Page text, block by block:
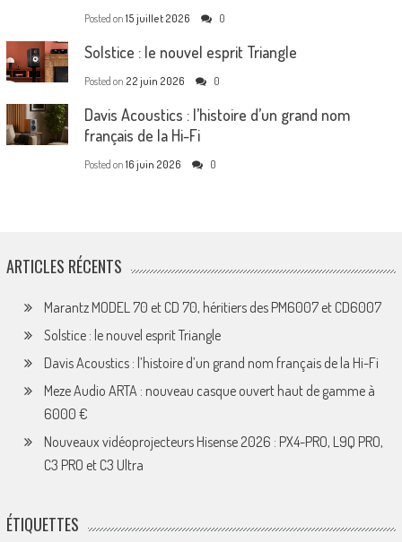
Posted on 15 juillet 2026 0
Solstice : le nouvel esprit Triangle
Posted on 22 juin 2026 0
Davis Acoustics : l’histoire d’un grand nom
français de la Hi-Fi
Posted on 16 juin 2026 0
ARTICLES RÉCENTS
Marantz MODEL 70 et CD 70, héritiers des PM6007 et CD6007
Solstice : le nouvel esprit Triangle
Davis Acoustics : l’histoire d’un grand nom français de la Hi-Fi
Meze Audio ARTA : nouveau casque ouvert haut de gamme à
6000 €
Nouveaux vidéoprojecteurs Hisense 2026 : PX4-PRO, L9Q PRO,
C3 PRO et C3 Ultra
ÉTIQUETTES